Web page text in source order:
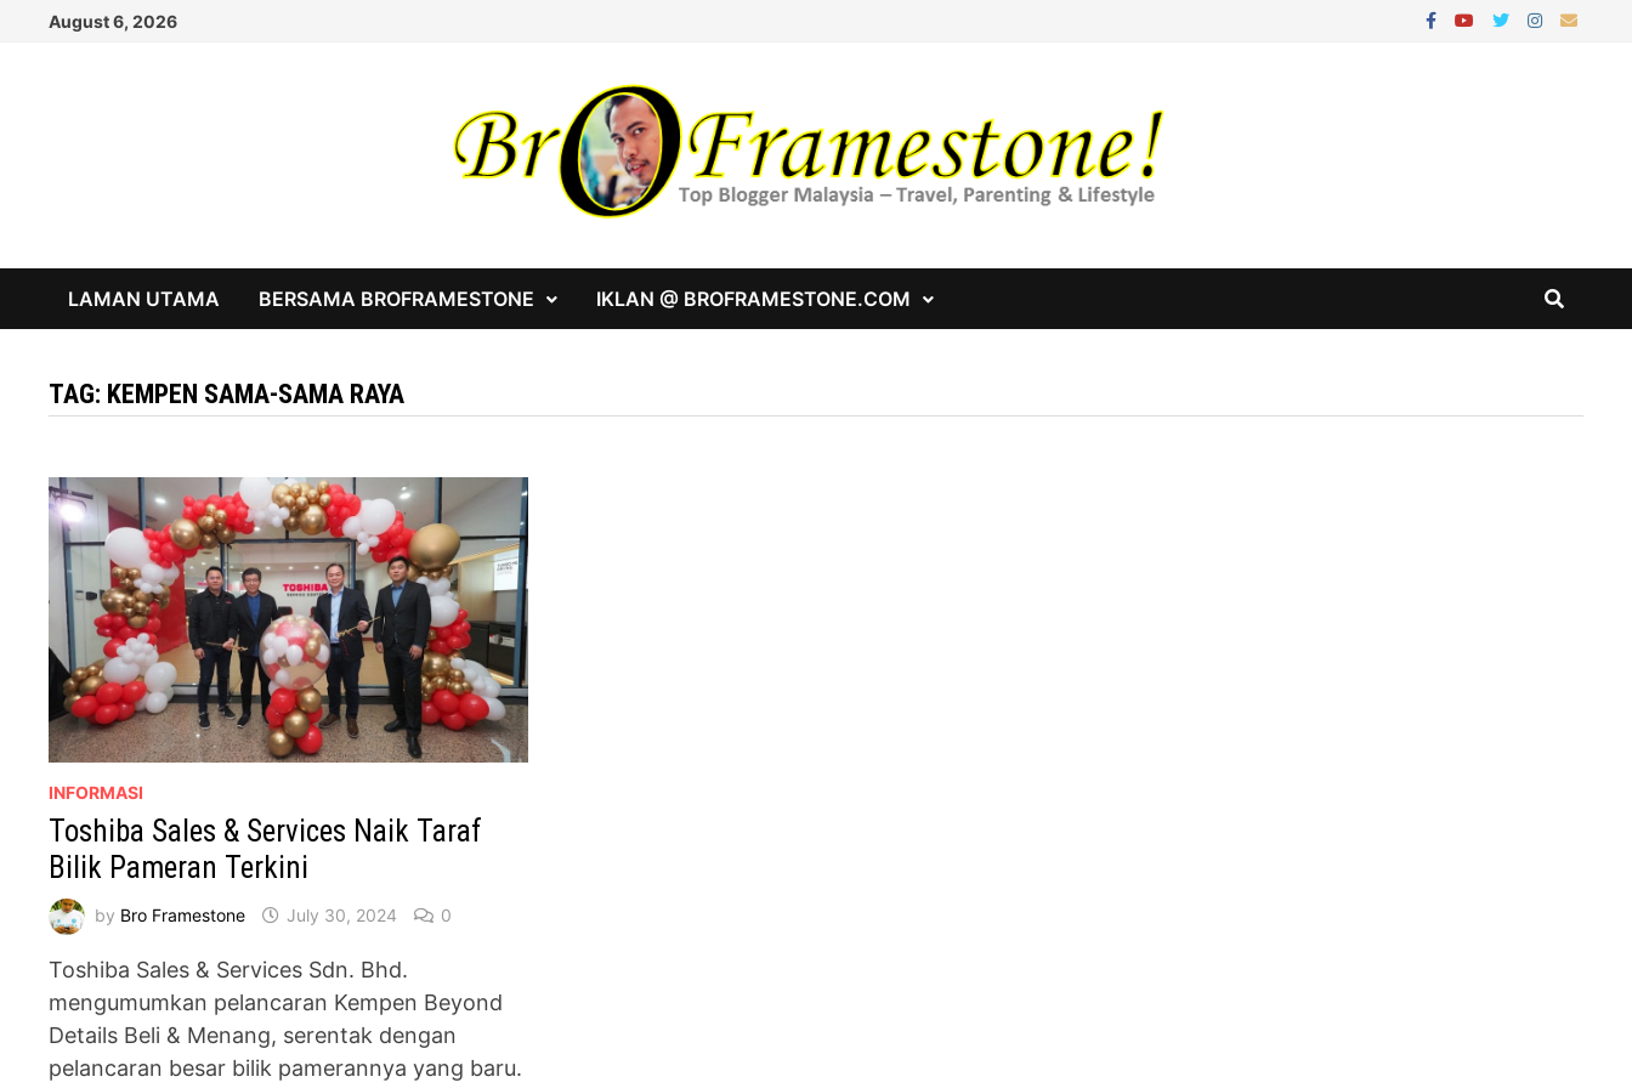
August 6, 2026
LAMAN UTAMA BERSAMA BROFRAMESTONE IKLAN @ BROFRAMESTONE.COM
TAG: KEMPEN SAMA-SAMA RAYA
INFORMASI
Toshiba Sales & Services Naik Taraf
Bilik Pameran Terkini
by Bro Framestone July 30, 2024 0
Toshiba Sales & Services Sdn. Bhd.
mengumumkan pelancaran Kempen Beyond
Details Beli & Menang, serentak dengan
pelancaran besar bilik pamerannya yang baru.